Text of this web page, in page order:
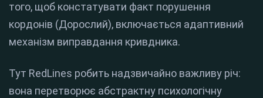
того, щоб констатувати факт порушення
кордонів (Дорослий), включається адаптивний
механізм виправдання кривдника.
Тут RedLines робить надзвичайно важливу річ:
вона перетворює абстрактну психологічну